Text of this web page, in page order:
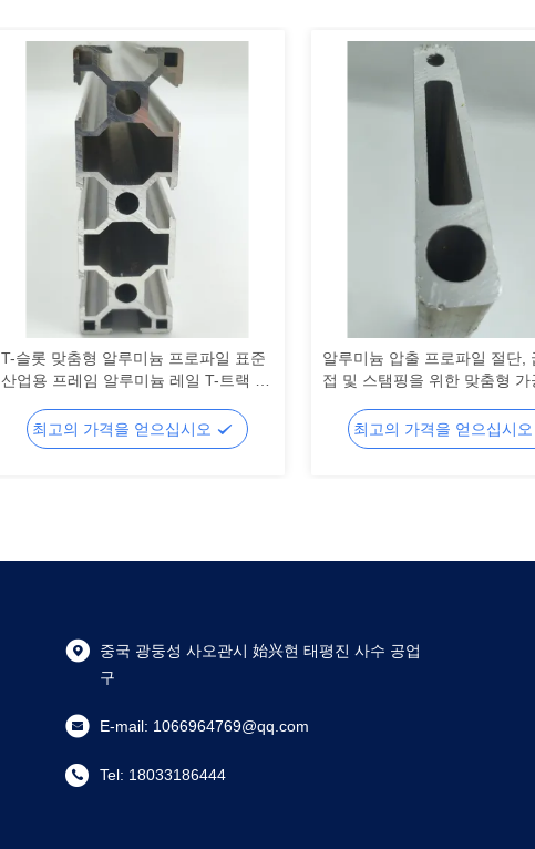
T-슬롯 맞춤형 알루미늄 프로파일 표준
산업용 프레임 알루미늄 레일 T-트랙 스
최고의 가격을 얻으십시오
알루미늄 압출 프로파일 절단,
접 및 스탬핑을 위한 맞춤형 가
최고의 가격을 얻으십시오
중국 광둥성 사오관시 始兴현 태평진 사수 공업
구
E-mail: 1066964769@qq.com
Tel: 18033186444